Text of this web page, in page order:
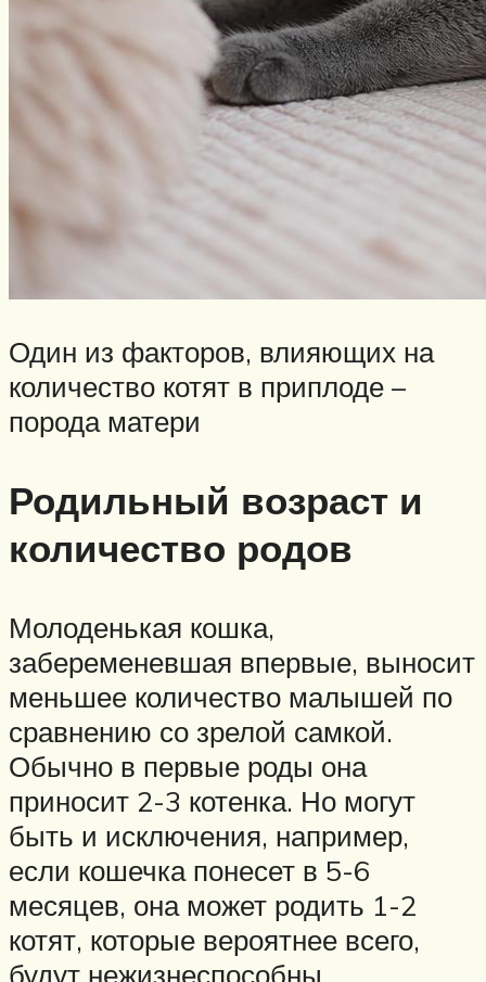
Один из факторов, влияющих на
количество котят в приплоде –
порода матери
Родильный возраст и
количество родов
Молоденькая кошка,
забеременевшая впервые, выносит
меньшее количество малышей по
сравнению со зрелой самкой.
Обычно в первые роды она
приносит 2-3 котенка. Но могут
быть и исключения, например,
если кошечка понесет в 5-6
месяцев, она может родить 1-2
котят, которые вероятнее всего,
будут нежизнеспособны.